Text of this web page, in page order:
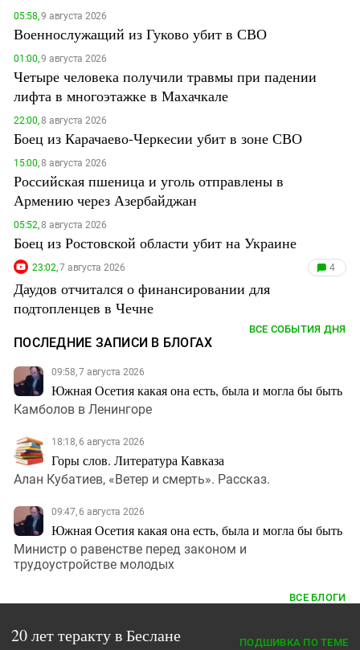
05:58,9 августа 2026
Военнослужащий из Гуково убит в СВО
01:00,9 августа 2026
Четыре человека получили травмы при падении
лифта в многоэтажке в Махачкале
22:00,8 августа 2026
Боец из Карачаево-Черкесии убит в зоне СВО
15:00,8 августа 2026
Российская пшеница и уголь отправлены в
Армению через Азербайджан
05:52,8 августа 2026
Боец из Ростовской области убит на Украине
23:02,7 августа 2026 4
Даудов отчитался о финансировании для
подтопленцев в Чечне
ВСЕ СОБЫТИЯ ДНЯ
ПОСЛЕДНИЕ ЗАПИСИ В БЛОГАХ
09:58, 7 августа 2026
Южная Осетия какая она есть, была и могла бы быть
Камболов в Ленингоре
18:18, 6 августа 2026
Горы слов. Литература Кавказа
Алан Кубатиев, «Ветер и смерть». Рассказ.
09:47, 6 августа 2026
Южная Осетия какая она есть, была и могла бы быть
Министр о равенстве перед законом и
трудоустройстве молодых
ВСЕ БЛОГИ
20 лет теракту в Беслане ПОДШИВКА ПО ТЕМЕ